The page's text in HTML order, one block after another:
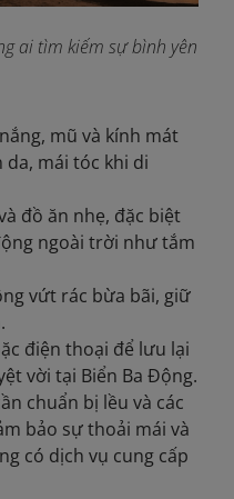
ai tìm kiếm sự bình yên
mũ và kính mát
da, mái tóc khi di
đồ ăn nhẹ, đặc biệt
ngoài trời như tắm
vứt rác bừa bãi, giữ
điện thoại để lưu lại
vời tại Biển Ba Động.
chuẩn bị lều và các
bảo sự thoải mái và
có dịch vụ cung cấp